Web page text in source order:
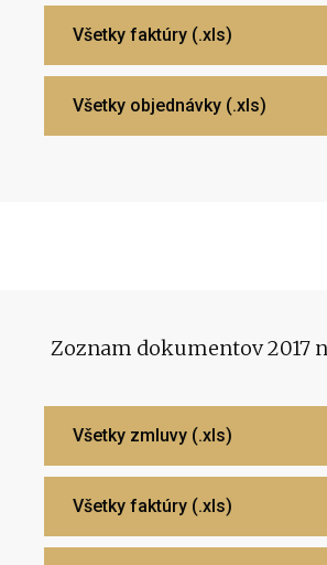
Všetky faktúry (.xls)
Všetky objednávky (.xls)
Zoznam dokumentov 2017
Všetky zmluvy (.xls)
Všetky faktúry (.xls)